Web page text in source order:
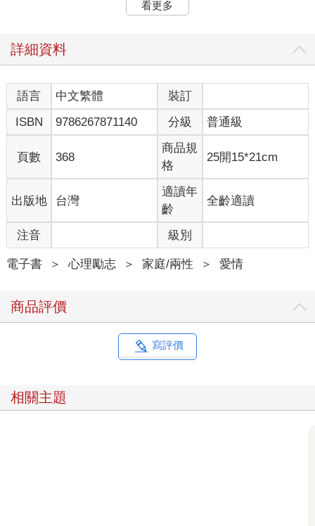
「又是一本婚姻指南？」當我啟動這個耗時數年、訪問數百
要再多一本教人如何經營美滿婚姻的書嗎？書店裡早就有一整櫃
這個問題，其實有一個令人信服的答案，而答案正是來自像
你這樣的讀者。幾年前，我出版了《如果人生重啟》（30
Lessons for Living）一書。當時我訪問了一千兩百多位長者，向
他們請教一些人生中的重大課題，例如：「你這輩子學到最寶貴
的教訓是什麼？你想把哪些價值觀與信念傳遞給後代？年輕人該
怎麼做，才能在人生的終點不留下遺憾？」同時，我也請教他們
對特定主題的務實建議，包括工作、育兒、面對老化，以及婚
姻。
結果，「婚姻」這個主題特別引起讀者的共鳴。許多人告訴
我，讀完書中關於婚姻的建議後，他們特地為了那一章的內容，
買書送給親朋好友。許多讀者說，長者對愛情與婚姻的見解，不
僅幫助了正在尋覓愛情的單身者，也幫助了想要長長久久走下去
新人的人生建議。
我一再聽到《如果人生重啟》的讀者告訴我：「那一章的內
容實在看得不過癮，你為什麼不專門寫一本書，完整呈現長者給
的愛情、關係、婚姻建議呢？」我會永遠感謝他們持續的建議，
找合適的伴侶、為長久的關係奠定基礎，並讓愛的火花持續一輩
看更多
詳細資料
語言 中文繁體
裝訂
ISBN
9786267871140 分級 普通級
頁數 368
商品規
格
25開15*21cm
出版地 台灣
適讀年
齡
全齡適讀
注音 級別
電子書 ＞ 心理勵志 ＞ 家庭/兩性 ＞ 愛情
商品評價
寫評價
相關主題